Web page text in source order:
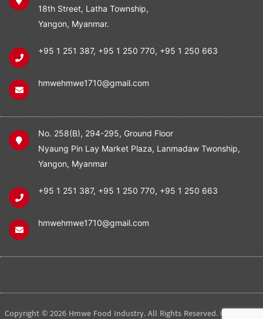
18th Street, Latha Township,
Yangon, Myanmar.
+95 1 251 387, +95 1 250 770, +95 1 250 663
hmwehmwe1710@gmail.com
No. 258(B), 294-295, Ground Floor
Nyaung Pin Lay Market Plaza, Lanmadaw Twonship,
Yangon, Myanmar
+95 1 251 387, +95 1 250 770, +95 1 250 663
hmwehmwe1710@gmail.com
Copyright © 2026 Hmwe Food Industry. All Rights Reserved. Created by